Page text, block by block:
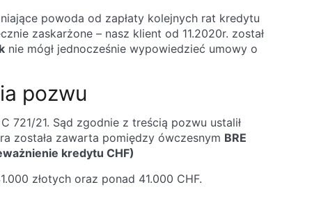
powoda od zapłaty kolejnych rat kredytu
zaskarżone – nasz klient od 11.2020r. został
nie mógł jednocześnie wypowiedzieć umowy o
pozwu
721/21. Sąd zgodnie z treścią pozwu ustalił
została zawarta pomiędzy ówczesnym BRE
kredytu CHF)
złotych oraz ponad 41.000 CHF.